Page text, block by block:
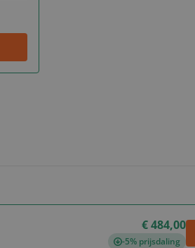
€ 484,00
-5% prijsdaling